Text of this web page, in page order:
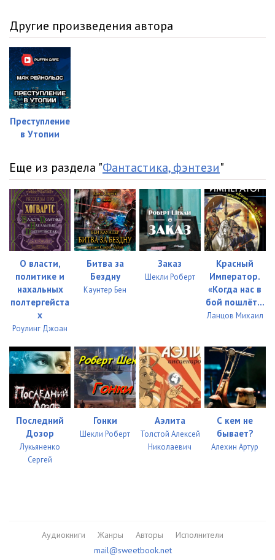
Другие произведения автора
Преступление
в Утопии
Еще из раздела "Фантастика, фэнтези"
О власти,
политике и
нахальных
полтергейста
х
Роулинг Джоан
Битва за
Бездну
Каунтер Бен
Заказ
Шекли Роберт
Красный
Император.
«Когда нас в
бой пошлёт...
Ланцов Михаил
Последний
Дозор
Лукьяненко
Сергей
Гонки
Шекли Роберт
Аэлита
Толстой Алексей
Николаевич
С кем не
бывает?
Алехин Артур
Аудиокниги Жанры Авторы
Исполнители
mail@sweetbook.net